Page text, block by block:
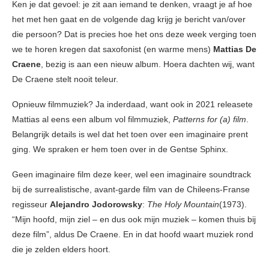
Ken je dat gevoel: je zit aan iemand te denken, vraagt je af hoe
het met hen gaat en de volgende dag krijg je bericht van/over
die persoon? Dat is precies hoe het ons deze week verging toen
we te horen kregen dat saxofonist (en warme mens) Mattias De
Craene , bezig is aan een nieuw album. Hoera dachten wij, want
De Craene stelt nooit teleur.
Opnieuw filmmuziek? Ja inderdaad, want ook in 2021 releasete
Mattias al eens een album vol filmmuziek, Patterns for (a) film
Belangrijk details is wel dat het toen over een imaginaire prent
ging. We spraken er hem toen over in de Gentse Sphinx.
Geen imaginaire film deze keer, wel een imaginaire soundtrack
bij de surrealistische, avant-garde film van de Chileens-Franse
regisseur Alejandro Jodorowsky: The Holy Mountain(1973).
“Mijn hoofd, mijn ziel – en dus ook mijn muziek – komen thuis bij
deze film”, aldus De Craene. En in dat hoofd waart muziek rond
die je zelden elders hoort.